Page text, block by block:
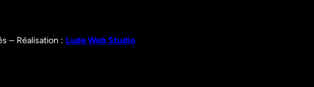
– Réalisation : Lude Web Studio